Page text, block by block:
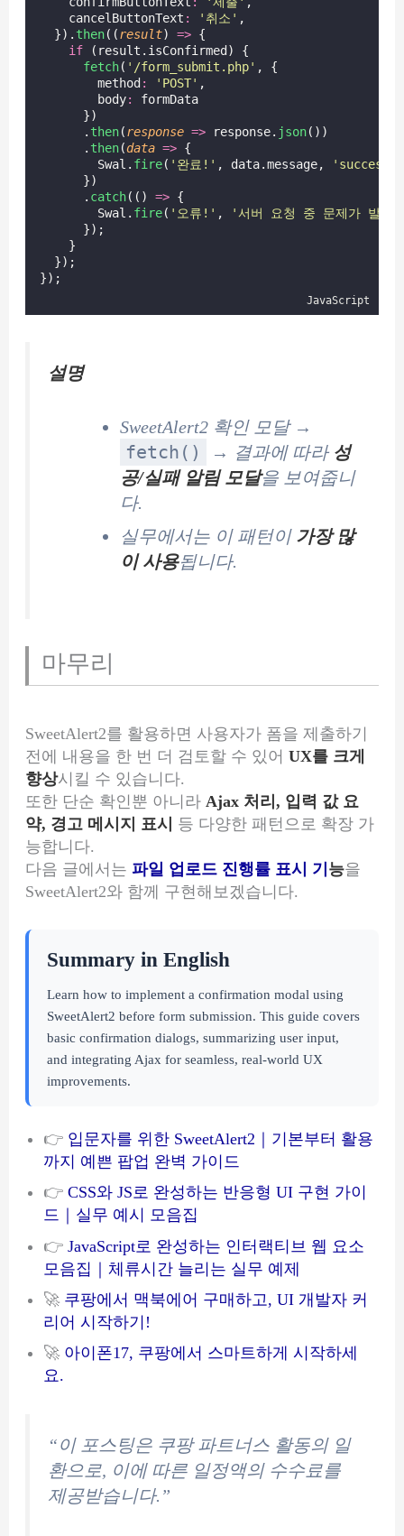
    cancelButtonText
: ' 취소 ' ,
  }).
then((result) => {
if (result.isConfirmed) {
fetch( ' /form_submit.php' , {
        method
: ' POST' ,
        body
:
formData
      })
      .
then(response => response. json())
      .
then(data => {
        Swal.
fire( ' 완료! ' , data.message, ' success
      })
      .
catch(() => {
        Swal.
fire( ' 오류! ' , '서버 요청 중 문제가 발생
      });
    }
  });
});
JavaScript
설명
SweetAlert2 확인 모달 →
fetch() → 결과에 따라 성
공/실패 알림 모달을 보여줍니
다.
실무에서는 이 패턴이 가장 많
이 사용됩니다.
마무리
SweetAlert2를 활용하면 사용자가 폼을 제출하기
전에 내용을 한 번 더 검토할 수 있어UX를 크게
향상시킬 수 있습니다.
또한 단순 확인뿐 아니라Ajax 처리, 입력 값 요
약, 경고 메시지 표시 등 다양한 패턴으로 확장 가
능합니다.
다음 글에서는 파일 업로드 진행률 표시 기 능을
SweetAlert2와 함께 구현해보겠습니다.
Summary in English
Learn how to implement a confirmation modal using
SweetAlert2 before form submission. This guide covers
basic confirmation dialogs, summarizing user input,
and integrating Ajax for seamless, real-world UX
improvements.
👉 입문자를 위한 SweetAlert2｜기본부터 활용
까지 예쁜 팝업 완벽 가이드
👉CSS와 JS로 완성하는 반응형 UI 구현 가이
드｜실무 예시 모음집
👉JavaScript로 완성하는 인터랙티브 웹 요소
모음집｜체류시간 늘리는 실무 예제
🚀 쿠팡에서 맥북에어 구매하고, UI 개발자 커
리어 시작하기!
🚀 아이폰17, 쿠팡에서 스마트하게 시작하세
요.
“이 포스팅은 쿠팡 파트너스 활동의 일
환으로, 이에 따른 일정액의 수수료를
제공받습니다.”